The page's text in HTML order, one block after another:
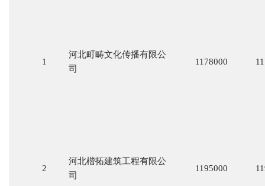
1
河北町畴文化传播有限公
司
1178000
2
河北楷拓建筑工程有限公
司
1195000